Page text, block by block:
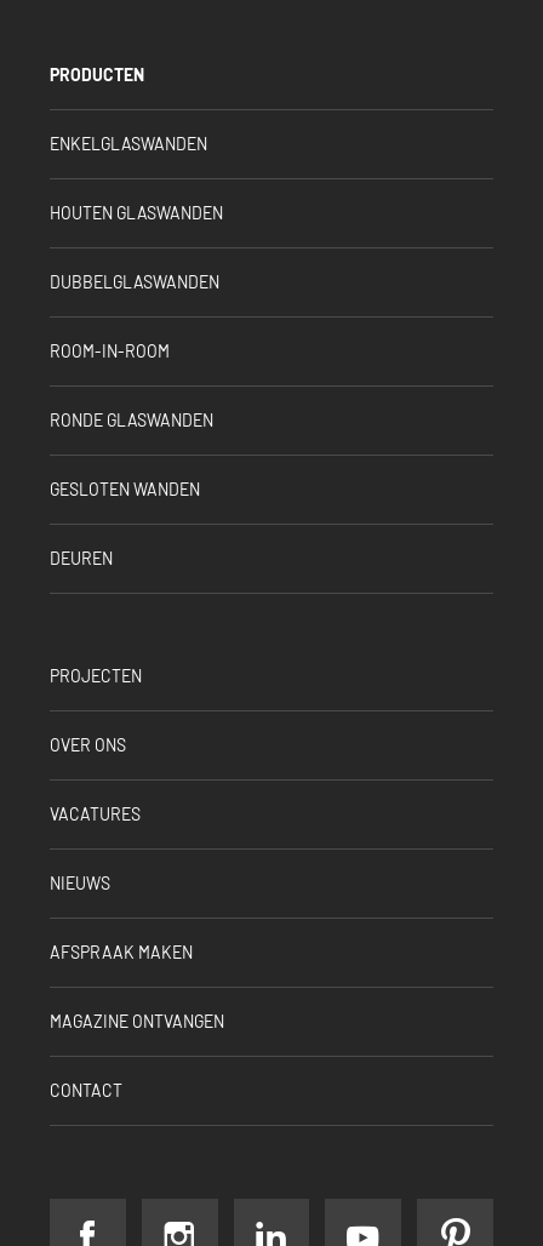
PRODUCTEN
ENKELGLASWANDEN
HOUTEN GLASWANDEN
DUBBELGLASWANDEN
ROOM-IN-ROOM
RONDE GLASWANDEN
GESLOTEN WANDEN
DEUREN
PROJECTEN
OVER ONS
VACATURES
NIEUWS
AFSPRAAK MAKEN
MAGAZINE ONTVANGEN
CONTACT